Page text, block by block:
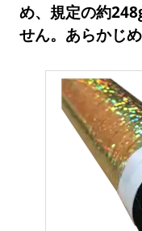
め、規定の約
せん。あらかじ